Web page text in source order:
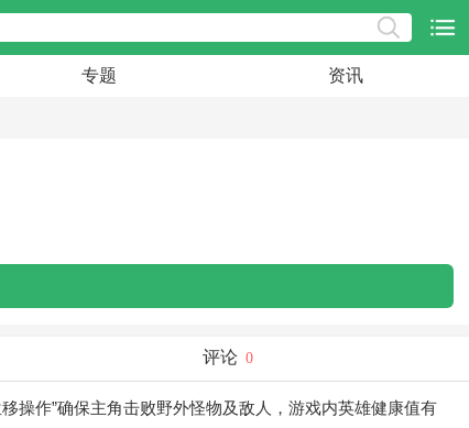
专题 资讯
评论 0
操作”确保主角击败野外怪物及敌人，游戏内英雄健康值有